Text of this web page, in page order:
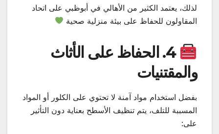
لذلك، يعتمد الكثير من الأهالي في أبوظبي على اتحاد
المقاولون للحفاظ على بيئة منزلية صحية
4. الحفاظ على الأثاث
والمقتنيات
بفضل استخدام مواد آمنة لا تحتوي على الكلور أو المواد
المسببة للتلف، يتم تنظيف الأسطح بعناية دون التأثير
على: